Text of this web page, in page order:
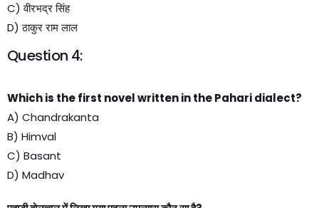
C) वीरभद्र सिंह
D) ठाकुर राम लाल
Question 4:
Which is the first novel written in the Pahari dialect?
A) Chandrakanta
B) Himval
C) Basant
D) Madhav